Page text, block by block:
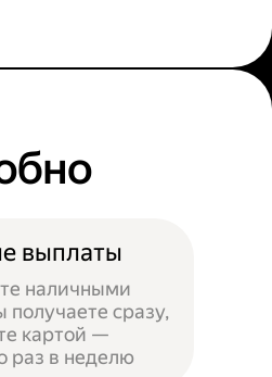
выплаты
наличными
получаете сразу,
картой —
раз в неделю